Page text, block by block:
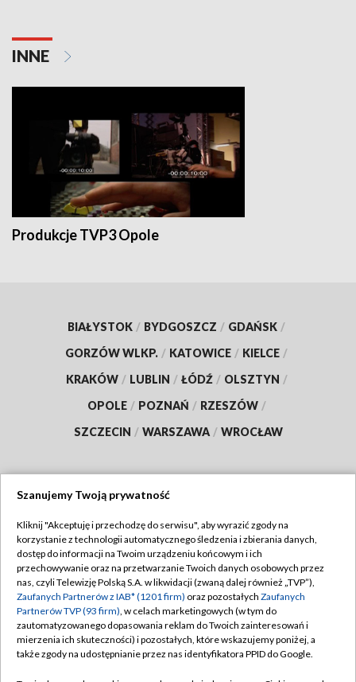
INNE
Produkcje TVP3 Opole
BIAŁYSTOK / BYDGOSZCZ / GDAŃSK /
GORZÓW WLKP. / KATOWICE / KIELCE /
KRAKÓW / LUBLIN / ŁÓDŹ / OLSZTYN /
OPOLE / POZNAŃ / RZESZÓW /
SZCZECIN / WARSZAWA / WROCŁAW
TVP
Abonament TVP
Emisja w TVP
Centrum informacji TVP
Naziemna Telewizja Cyfrowa
Regulamin TVP
Polityka prywatności
Moje zgody
Pomoc
Szanujemy Twoją prywatność
Kliknij "Akceptuję i przechodzę do serwisu", aby wyrazić zgody na
korzystanie z technologii automatycznego śledzenia i zbierania danych,
dostęp do informacji na Twoim urządzeniu końcowym i ich
przechowywanie oraz na przetwarzanie Twoich danych osobowych przez
nas, czyli Telewizję Polską S.A. w likwidacji (zwaną dalej również „TVP”),
Zaufanych Partnerów z IAB* (1201 firm) oraz pozostałych Zaufanych
Partnerów TVP (93 firm), w celach marketingowych (w tym do
zautomatyzowanego dopasowania reklam do Twoich zainteresowań i
mierzenia ich skuteczności) i pozostałych, które wskazujemy poniżej, a
także zgody na udostępnianie przez nas identyfikatora PPID do Google.